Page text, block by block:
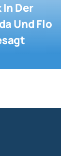
Der
Und Flo